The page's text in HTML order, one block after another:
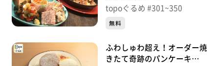
「wine&bistro preparer」
306【topoぐるめ】
topoぐるめ #301~350
無料
ふわしゅわ超え！オーダー焼
きたて奇跡のパンケーキ